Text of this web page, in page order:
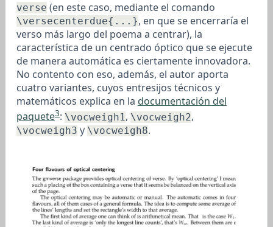
verse (en este caso, mediante el comando
\versecenterdue{...}, en que se encerraría el
verso más largo del poema a centrar), la
característica de un centrado óptico que se ejecute
de manera automática es ciertamente innovadora.
No contento con eso, además, el autor aporta
cuatro variantes, cuyos entresijos técnicos y
matemáticos explica en la documentación del
paquete3: \vocweigh1 , \vocweigh2,
\vocweigh3 y \vocweigh8.